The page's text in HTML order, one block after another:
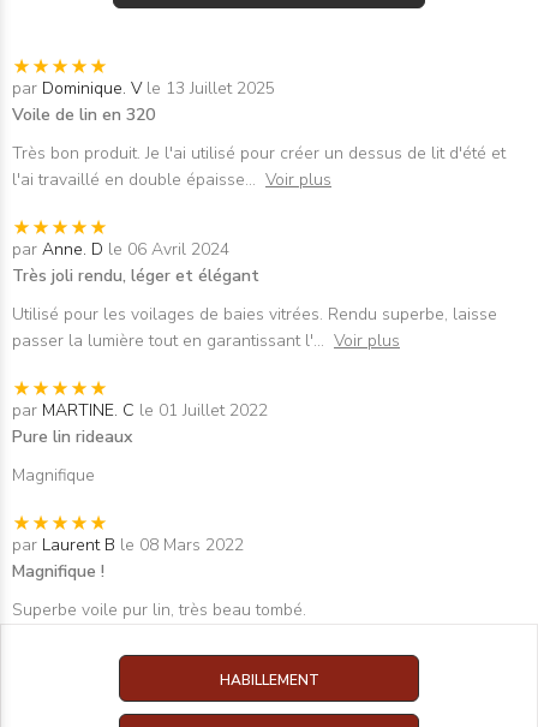
par Dominique. V le 13 Juillet 2025
Voile de lin en 320
Très bon produit. Je l'ai utilisé pour créer un dessus de lit d'été et
l'ai travaillé en double épaisse... Voir plus
par Anne. D le 06 Avril 2024
Très joli rendu, léger et élégant
Utilisé pour les voilages de baies vitrées. Rendu superbe, laisse
passer la lumière tout en garantissant l'... Voir plus
par MARTINE. C le 01 Juillet 2022
Pure lin rideaux
Magnifique
par Laurent B le 08 Mars 2022
Magnifique !
Superbe voile pur lin, très beau tombé.
HABILLEMENT